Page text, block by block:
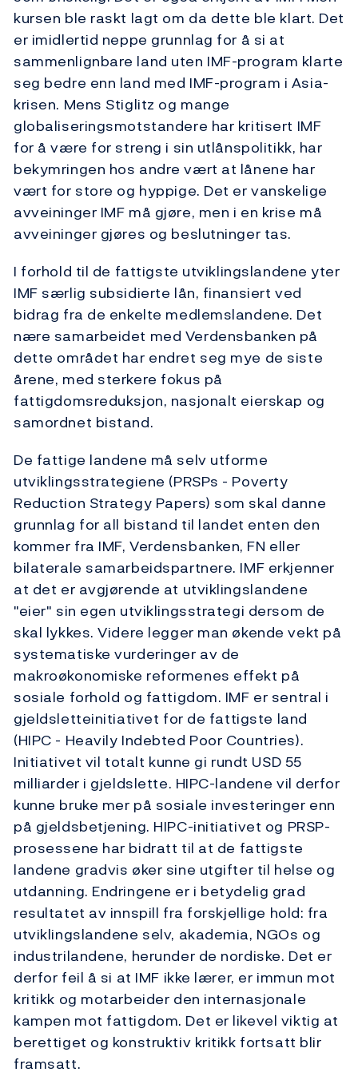
kursen ble raskt lagt om da dette ble klart. Det
er imidlertid neppe grunnlag for å si at
sammenlignbare land uten IMF-program klarte
seg bedre enn land med IMF-program i Asia-
krisen. Mens Stiglitz og mange
globaliseringsmotstandere har kritisert IMF
for å være for streng i sin utlånspolitikk, har
bekymringen hos andre vært at lånene har
vært for store og hyppige. Det er vanskelige
avveininger IMF må gjøre, men i en krise må
avveininger gjøres og beslutninger tas.
I forhold til de fattigste utviklingslandene yter
IMF særlig subsidierte lån, finansiert ved
bidrag fra de enkelte medlemslandene. Det
nære samarbeidet med Verdensbanken på
dette området har endret seg mye de siste
årene, med sterkere fokus på
fattigdomsreduksjon, nasjonalt eierskap og
samordnet bistand.
De fattige landene må selv utforme
utviklingsstrategiene (PRSPs - Poverty
Reduction Strategy Papers) som skal danne
grunnlag for all bistand til landet enten den
kommer fra IMF, Verdensbanken, FN eller
bilaterale samarbeidspartnere. IMF erkjenner
at det er avgjørende at utviklingslandene
"eier" sin egen utviklingsstrategi dersom de
skal lykkes. Videre legger man økende vekt på
systematiske vurderinger av de
makroøkonomiske reformenes effekt på
sosiale forhold og fattigdom. IMF er sentral i
gjeldsletteinitiativet for de fattigste land
(HIPC - Heavily Indebted Poor Countries).
Initiativet vil totalt kunne gi rundt USD 55
milliarder i gjeldslette. HIPC-landene vil derfor
kunne bruke mer på sosiale investeringer enn
på gjeldsbetjening. HIPC-initiativet og PRSP-
prosessene har bidratt til at de fattigste
landene gradvis øker sine utgifter til helse og
utdanning. Endringene er i betydelig grad
resultatet av innspill fra forskjellige hold: fra
utviklingslandene selv, akademia, NGOs og
industrilandene, herunder de nordiske. Det er
derfor feil å si at IMF ikke lærer, er immun mot
kritikk og motarbeider den internasjonale
kampen mot fattigdom. Det er likevel viktig at
berettiget og konstruktiv kritikk fortsatt blir
framsatt.